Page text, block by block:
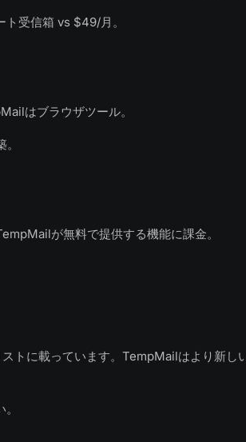
受信箱 vs $49/月。
はブラウザツール。
が無料で提供する機能に課金。
トに載っています。TempMailはより新し